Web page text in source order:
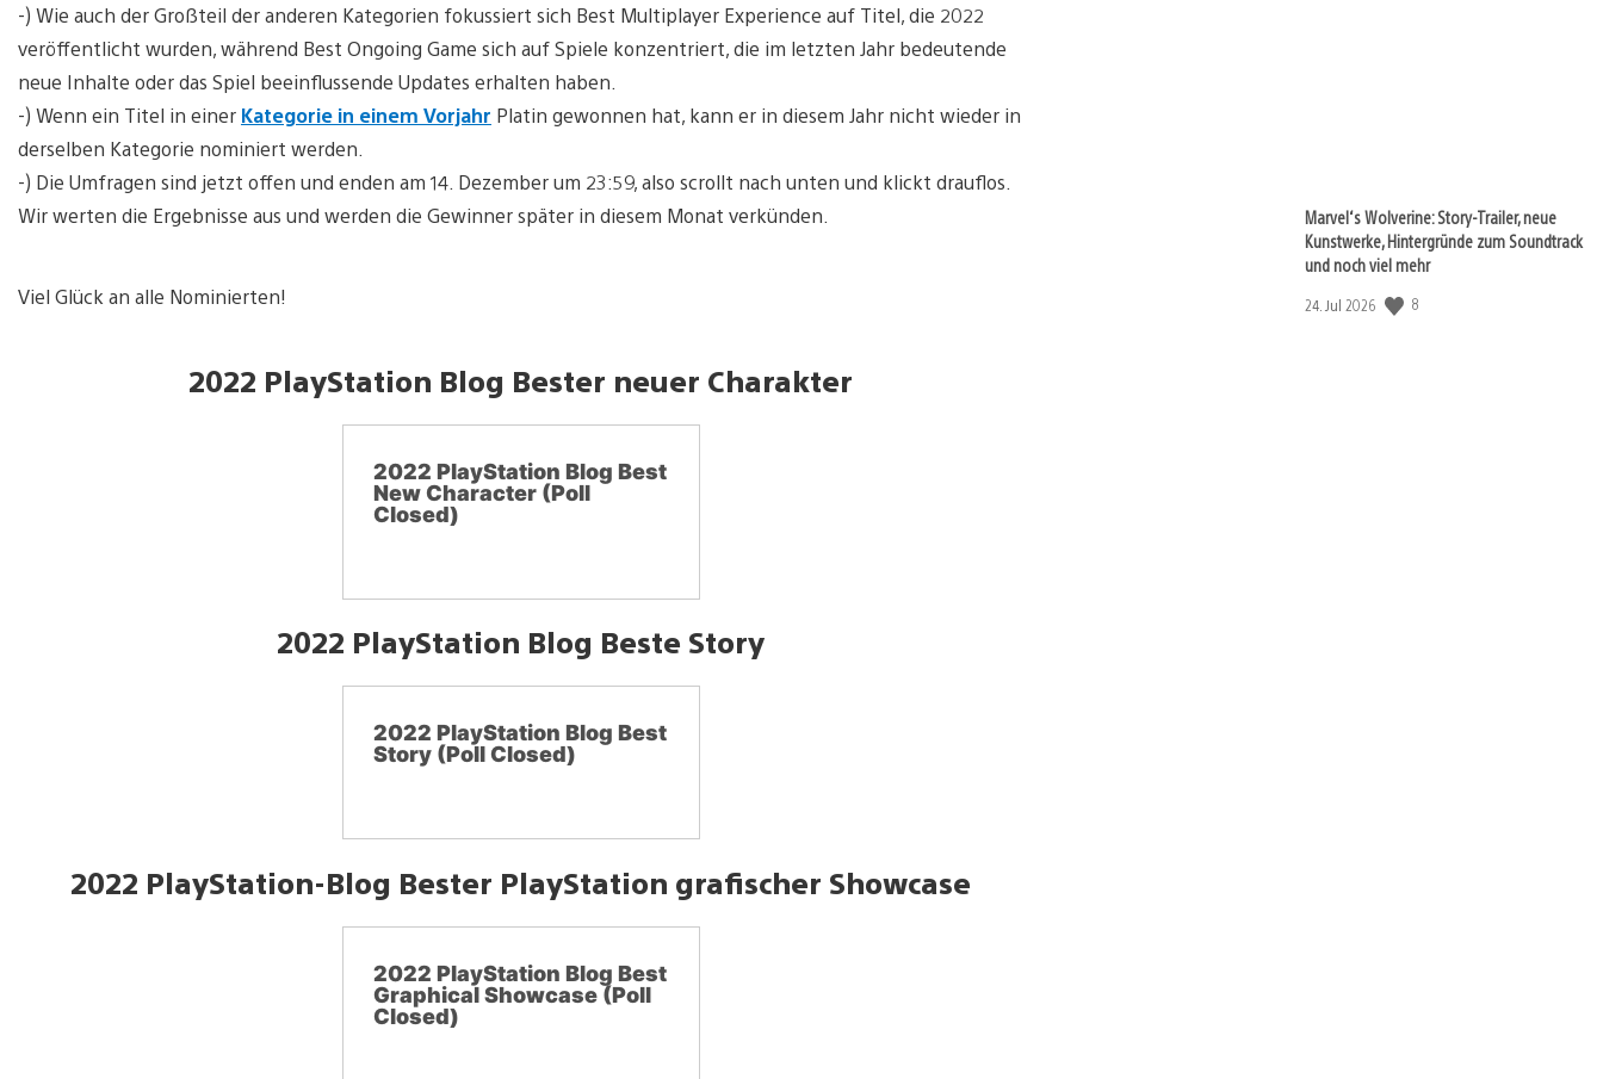
-) Wie auch der Großteil der anderen Kategorien fokussiert sich Best Multiplayer Experience auf Titel, die 2022
veröffentlicht wurden, während Best Ongoing Game sich auf Spiele konzentriert, die im letzten Jahr bedeutende
neue Inhalte oder das Spiel beeinflussende Updates erhalten haben.
-) Wenn ein Titel in einer Kategorie in einem Vorjahr Platin gewonnen hat, kann er in diesem Jahr nicht wieder in
derselben Kategorie nominiert werden.
-) Die Umfragen sind jetzt offen und enden am 14. Dezember um 23:59, also scrollt nach unten und klickt drauflos.
Wir werten die Ergebnisse aus und werden die Gewinner später in diesem Monat verkünden.
Viel Glück an alle Nominierten!
2022 PlayStation Blog Bester neuer Charakter
2022 PlayStation Blog Best
New Character (Poll
Closed)
2022 PlayStation Blog Beste Story
2022 PlayStation Blog Best
Story (Poll Closed)
2022 PlayStation-Blog Bester PlayStation grafischer Showcase
2022 PlayStation Blog Best
Graphical Showcase (Poll
Closed)
Marvel‘s Wolverine: Story-Trailer, neue
Kunstwerke, Hintergründe zum Soundtrack
und noch viel mehr
Veröffentlichungsdatum:
24. Jul 2026 8